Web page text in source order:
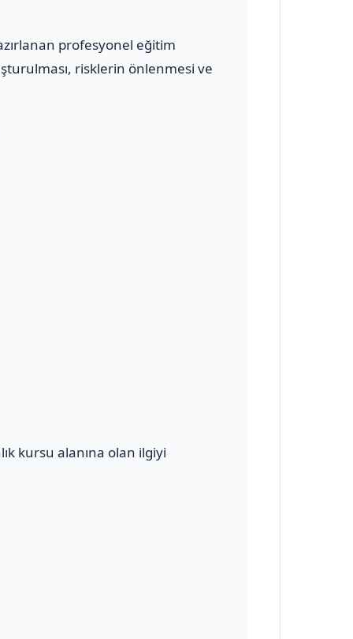
profesyonel eğitim
risklerin önlenmesi ve
kursu alanına olan ilgiyi